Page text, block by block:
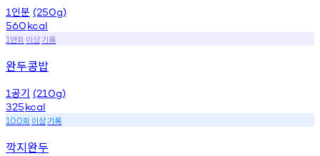
1 인분 (250g)
560kcal
1 만회 이상기록
완두콩밥
1공기 (210g)
325kcal
100회 이상기록
깍지완두